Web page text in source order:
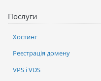
Послуги
Хостинг
Реєстрація домену
VPS і VDS